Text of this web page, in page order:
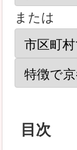
または
目次